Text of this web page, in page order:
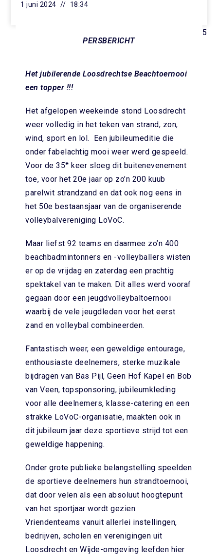
1 juni 2024 18:34
5
PERSBERICHT
Het jubilerende Loosdrechtse Beachtoernooi
een topper !!!
Het afgelopen weekeinde stond Loosdrecht
weer volledig in het teken van strand, zon,
wind, sport en lol. Een jubileumeditie die
onder fabelachtig mooi weer werd gespeeld.
Voor de 35e keer sloeg dit buitenevenement
toe, voor het 20e jaar op zo’n 200 kuub
parelwit strandzand en dat ook nog eens in
het 50e bestaansjaar van de organiserende
volleybalvereniging LoVoC.
Maar liefst 92 teams en daarmee zo’n 400
beachbadmintonners en -volleyballers wisten
er op de vrijdag en zaterdag een prachtig
spektakel van te maken. Dit alles werd vooraf
gegaan door een jeugdvolleybaltoernooi
waarbij de vele jeugdleden voor het eerst
zand en volleybal combineerden.
Fantastisch weer, een geweldige entourage,
enthousiaste deelnemers, sterke muzikale
bijdragen van Bas Pijl, Geen Hof Kapel en Bob
van Veen, topsponsoring, jubileumkleding
voor alle deelnemers, klasse-catering en een
strakke LoVoC-organisatie, maakten ook in
dit jubileum jaar deze sportieve strijd tot een
geweldige happening.
Onder grote publieke belangstelling speelden
de sportieve deelnemers hun strandtoernooi,
dat door velen als een absoluut hoogtepunt
van het sportjaar wordt gezien.
Vriendenteams vanuit allerlei instellingen,
bedrijven, scholen en verenigingen uit
Loosdrecht en Wijde-omgeving leefden hier